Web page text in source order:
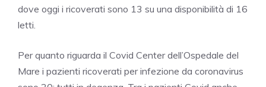
dove oggi i ricoverati sono 13 su una disponibilità di 16
letti.
Per quanto riguarda il Covid Center dell’Ospedale del
Mare i pazienti ricoverati per infezione da coronavirus